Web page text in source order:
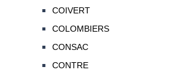
COIVERT
COLOMBIERS
CONSAC
CONTRE